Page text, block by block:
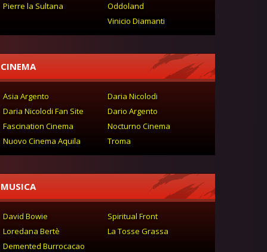
Oddoland
Pierre la Sultana
Vinicio Diamanti
CINEMA
Asia Argento
Daria Nicolodi
Daria Nicolodi Fan Site
Dario Argento
Fascination Cinema
Nocturno Cinema
Nuovo Cinema Aquila
Troma
MUSICA
David Bowie
Spiritual Front
Loredana Bertè
La Tosse Grassa
Demented Burrocacao